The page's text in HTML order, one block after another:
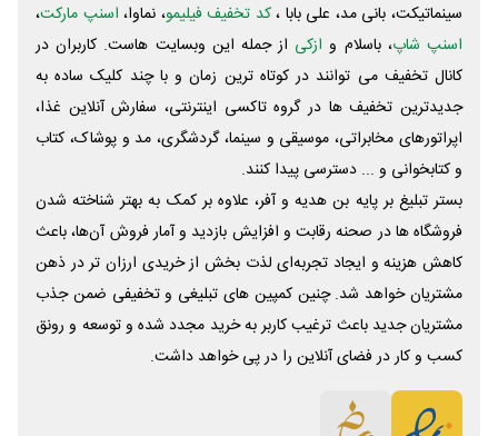
سینماتیکت، بانی مد، علی‌ بابا ،کد تخفیف فیلیمو، نماوا، اسنپ مارکت،
اسنپ شاپ، باسلام و ازکی از جمله این وبسایت ‌هاست. کاربران در
کانال تخفیف می توانند در کوتاه ترین زمان و با چند کلیک ساده به
جدیدترین تخفیف ها در گروه تاکسی اینترنتی، سفارش آنلاین غذا،
اپراتورهای مخابراتی، موسیقی و سینما، گردشگری، مد و پوشاک، کتاب
و کتابخوانی و ... دسترسی پیدا کنند.
بستر تبلیغ بر پایه بن هدیه و آفر، علاوه بر کمک به بهتر شناخته شدن
فروشگاه ها در صحنه رقابت و افزایش بازدید و آمار فروش آن‌ها، باعث
کاهش هزینه و ایجاد تجربه‌ای لذت بخش از خریدی ارزان تر در ذهن
مشتریان خواهد شد. چنین کمپین های تبلیغی و تخفیفی ضمن جذب
مشتریان جدید باعث ترغیب کاربر به خرید مجدد شده و توسعه و رونق
کسب و کار در فضای آنلاین را در پی خواهد داشت.